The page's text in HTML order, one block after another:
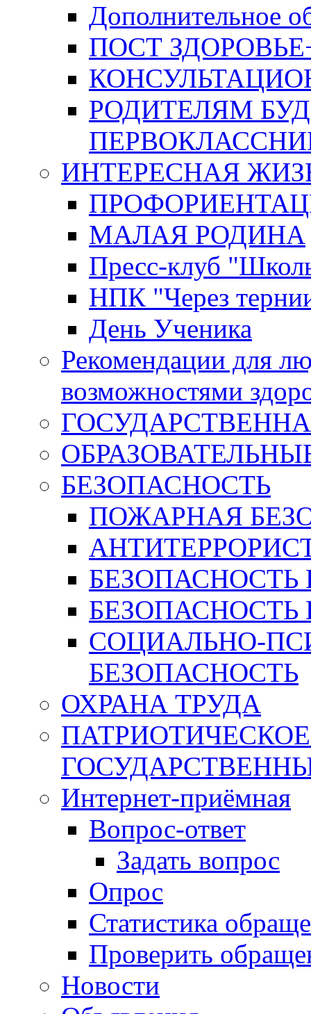
Дополнительное
ПОСТ
РОДИТЕЛЯМ
ИНТЕРЕСНАЯ
МАЛАЯ РОДИНА
Пресс-клуб
НПК "Через
День Ученика
Рекомендации для
возможностями
БЕЗОПАСНОСТЬ
ПОЖАРНАЯ
БЕЗОПАСНОСТЬ
БЕЗОПАСНОСТЬ
СОЦИАЛЬНО-
БЕЗОПАСНОСТЬ
ОХРАНА ТРУДА
Интернет-приёмная
Вопрос-ответ
Задать вопрос
Опрос
Статистика
Проверить
Новости